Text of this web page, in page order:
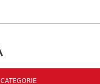
CATEGORIE